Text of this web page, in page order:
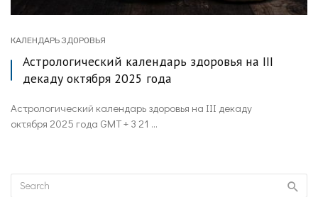
КАЛЕНДАРЬ ЗДОРОВЬЯ
Астрологический календарь здоровья на III
декаду октября 2025 года
Астрологический календарь здоровья на III декаду
октября 2025 года GMT + 3 21 ...